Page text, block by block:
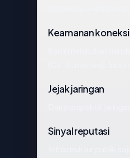
Keamanan koneksi
Jejak jaringan
Sinyal reputasi